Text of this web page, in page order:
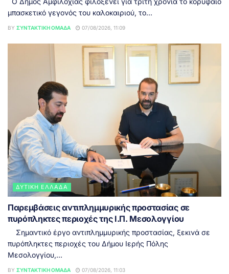
μπασκετικό γεγονός του καλοκαιριού, το...
BY ΣΥΝΤΑΚΤΙΚΉ ΟΜΆΔΑ 07/08/2026, 11:09
ΔΥΤΙΚΉ ΕΛΛΆΔΑ
Παρεμβάσεις αντιπλημμυρικής προστασίας σε
πυρόπληκτες περιοχές της Ι.Π. Μεσολογγίου
Σημαντικό έργο αντιπλημμυρικής προστασίας, ξεκινά σε
πυρόπληκτες περιοχές του Δήμου Ιερής Πόλης
Μεσολογγίου,...
BY ΣΥΝΤΑΚΤΙΚΉ ΟΜΆΔΑ 07/08/2026, 11:03